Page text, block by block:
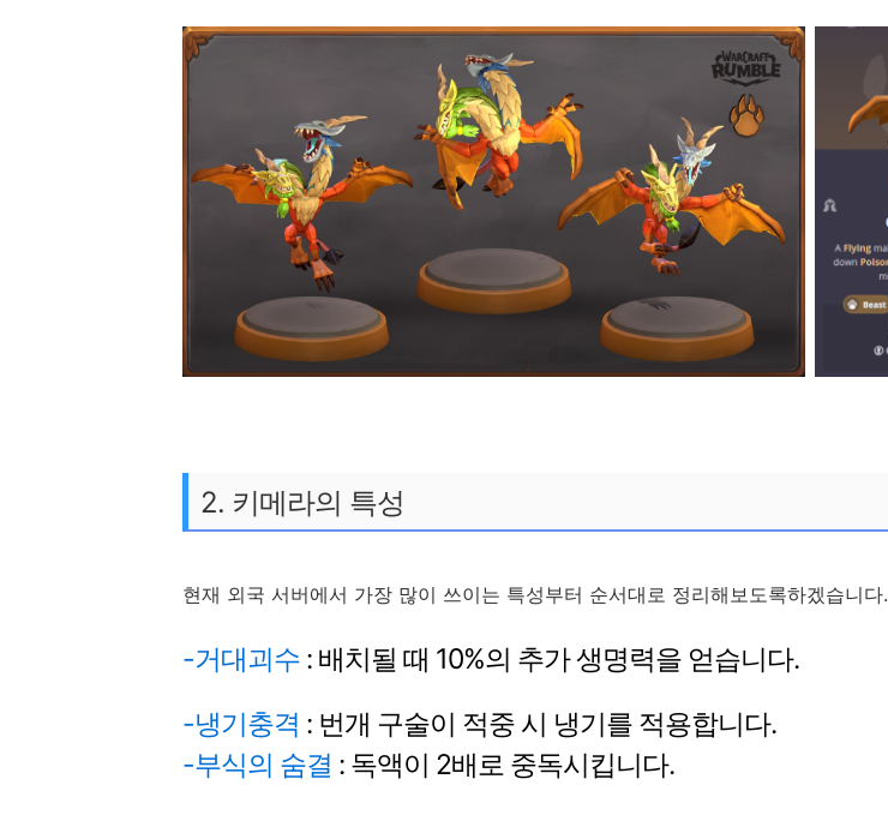
2. 키메라의 특성
현재 외국 서버에서 가장 많이 쓰이는 특성부터 순서대로 정리해보도록하겠습니다.
-거대괴수 : 배치될 때 10%의 추가 생명력을 얻습니다.
-냉기충격 : 번개 구술이 적중 시 냉기를 적용합니다.
-부식의 숨결 : 독액이 2배로 중독시킵니다.